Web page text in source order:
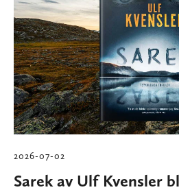
2026-07-02
Sarek av Ulf Kvensler